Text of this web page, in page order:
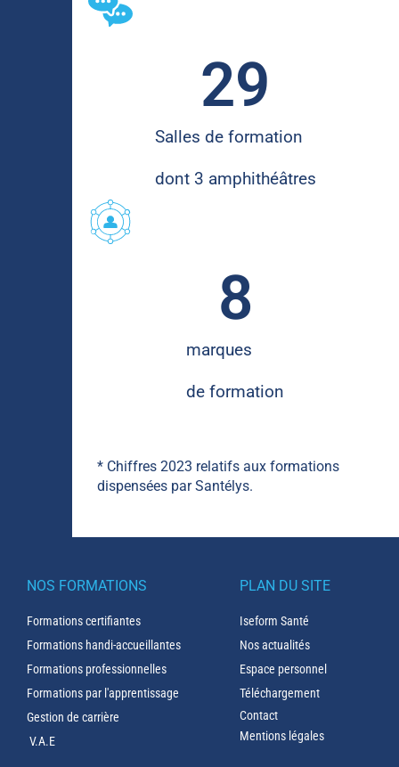
Salles de formation
dont 3 amphithéâtres
29
marques
de formation
8
* Chiffres 2023 relatifs aux formations
dispensées par Santélys.
NOS FORMATIONS
Formations certifiantes
Formations handi-accueillantes
Formations professionnelles
Formations par l'apprentissage
Gestion de carrière
V.A.E
PLAN DU SITE
Iseform Santé
Nos actualités
Espace personnel
Téléchargement
Contact
Mentions légales